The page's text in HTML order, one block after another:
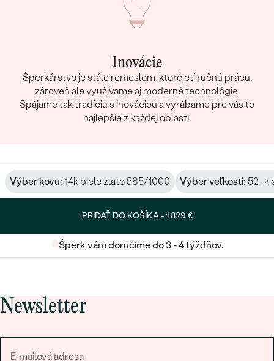
Inovácie
Šperkárstvo je stále remeslom, ktoré ctí ručnú prácu,
zároveň ale využívame aj moderné technológie.
Spájame tak tradíciu s inováciou a vyrábame pre vás to
najlepšie z každej oblasti.
Výber kovu: 14k biele zlato 585/1000 Výber veľkosti: 52 ->
PRIDAŤ DO KOŠÍKA -1 829 €
Šperk vám doručíme do 3 - 4 týždňov.
Newsletter